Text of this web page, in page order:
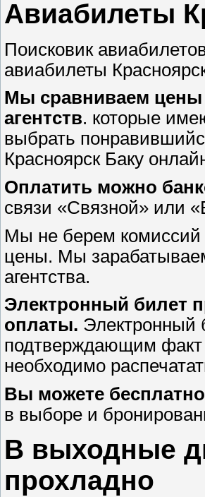
Авиабилеты
Поисковик
авиабилеты
Мы сравниваем
агентств. которые
выбрать
Красноярск Баку
Оплатить можно
связи «Связной» или
Мы не берем комиссий
цены. Мы
агентства.
Электронный билет
оплаты. Электронный
подтверждающим факт
необходимо
Вы можете
в выборе и
В выходные
прохладно